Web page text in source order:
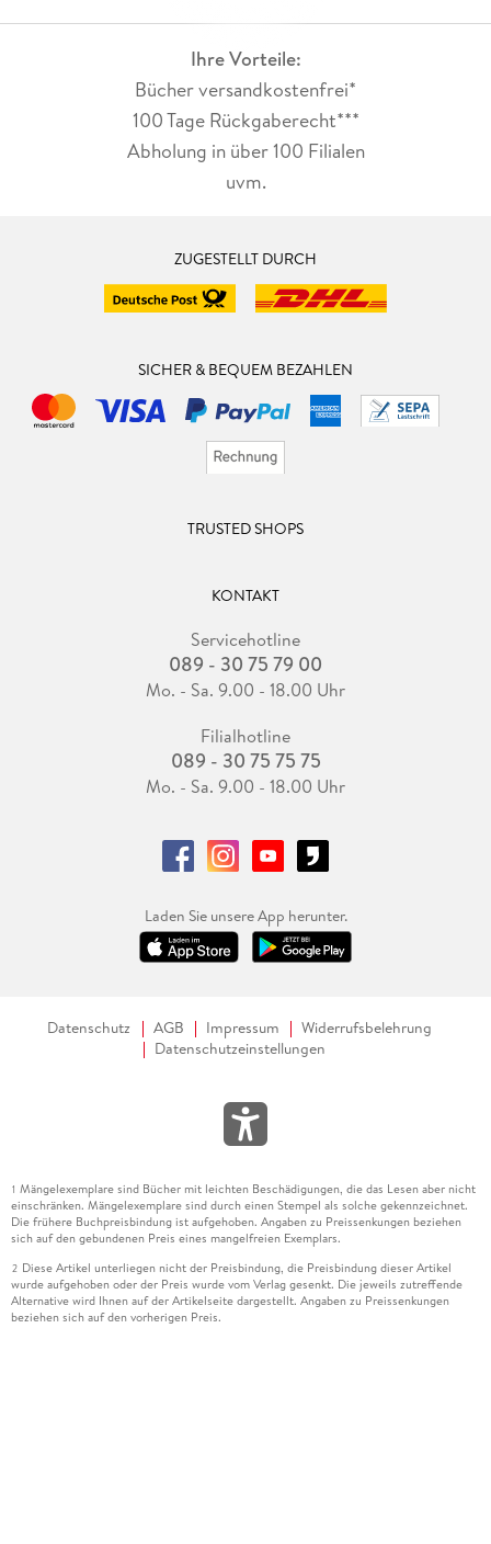
Ihre Vorteile:
Bücher versandkostenfrei*
100 Tage Rückgaberecht***
Abholung in über 100 Filialen
uvm.
ZUGESTELLT DURCH
SICHER & BEQUEM BEZAHLEN
TRUSTED SHOPS
KONTAKT
Servicehotline
089 - 30 75 79 00
Mo. - Sa. 9.00 - 18.00 Uhr
Filialhotline
089 - 30 75 75 75
Mo. - Sa. 9.00 - 18.00 Uhr
Laden Sie unsere App herunter.
Datenschutz AGB Impressum
Widerrufsbelehrung
Datenschutzeinstellungen
1 Mängelexemplare sind Bücher mit leichten Beschädigungen, die das Lesen aber nicht
einschränken. Mängelexemplare sind durch einen Stempel als solche gekennzeichnet.
Die frühere Buchpreisbindung ist aufgehoben. Angaben zu Preissenkungen beziehen
sich auf den gebundenen Preis eines mangelfreien Exemplars.
2 Diese Artikel unterliegen nicht der Preisbindung, die Preisbindung dieser Artikel
wurde aufgehoben oder der Preis wurde vom Verlag gesenkt. Die jeweils zutreffende
Alternative wird Ihnen auf der Artikelseite dargestellt. Angaben zu Preissenkungen
beziehen sich auf den vorherigen Preis.